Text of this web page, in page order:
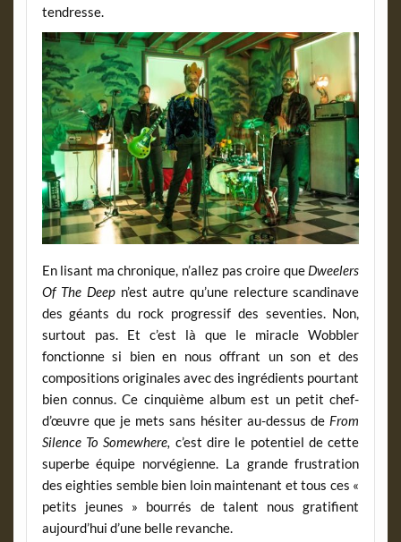
tendresse.
En lisant ma chronique, n’allez pas croire que Dweelers
Of The Deepn’est autre qu’une relecture scandinave
des géants du rock progressif des seventies. Non,
surtout pas. Et c’est là que le miracle Wobbler
fonctionne si bien en nous offrant un son et des
compositions originales avec des ingrédients pourtant
bien connus. Ce cinquième album est un petit chef-
d’œuvre que je mets sans hésiter au-dessus de From
Silence To Somewhere, c’est dire le potentiel de cette
superbe équipe norvégienne. La grande frustration
des eighties semble bien loin maintenant et tous ces «
petits jeunes » bourrés de talent nous gratifient
aujourd’hui d’une belle revanche.